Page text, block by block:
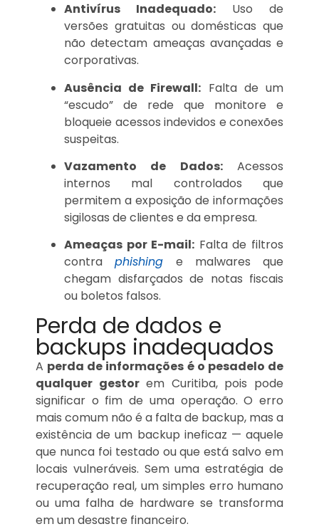
Antivírus Inadequado: Uso de
versões gratuitas ou domésticas que
não detectam ameaças avançadas e
corporativas.
Ausência de Firewall: Falta de um
“escudo” de rede que monitore e
bloqueie acessos indevidos e conexões
suspeitas.
Vazamento de Dados:Acessos
internos mal controlados que
permitem a exposição de informações
sigilosas de clientes e da empresa.
Ameaças por E-mail: Falta de filtros
contraphishing e malwares que
chegam disfarçados de notas fiscais
ou boletos falsos.
Perda de dados e
backups inadequados
A perda de informações é o pesadelo de
qualquer gestorem Curitiba, pois pode
significar o fim de uma operação. O erro
mais comum não é a falta de backup, mas a
existência de um backup ineficaz — aquele
que nunca foi testado ou que está salvo em
locais vulneráveis. Sem uma estratégia de
recuperação real, um simples erro humano
ou uma falha de hardware se transforma
em um desastre financeiro.